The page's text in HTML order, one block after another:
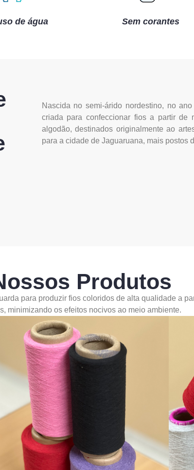
de água Sem corantes
Nascida no semi-árido nordestino, no
criada para confeccionar fios a partir de
algodão, destinados originalmente ao
para a cidade de Jaguaruana, mais postos
Produtos
para produzir fios coloridos de alta qualidade a
minimizando os efeitos nocivos ao meio ambiente.